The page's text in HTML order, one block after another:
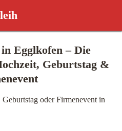
Egglkofen – Die
Geburtstag &